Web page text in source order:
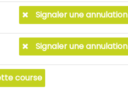
Signaler une annulation
Signaler une annulation
course